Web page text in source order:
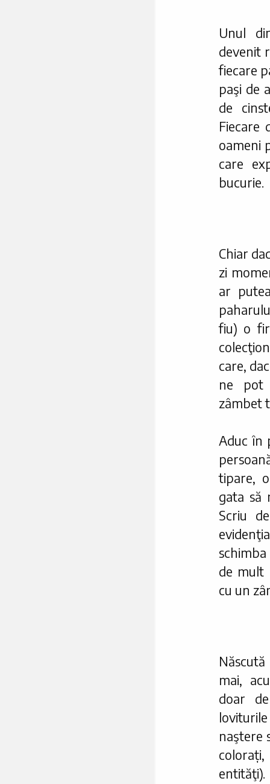
Unul
devenit
fiecare
paşi de
de
Fiecare
oameni
care
bucurie.
Chiar
zi
ar
fiu) o
care,
ne pot
zâmbet
Aduc în
tipare,
gata să
Scriu
de mult
cu un
mai,
doar
naştere